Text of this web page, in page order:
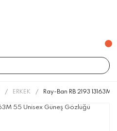
ERKEK Ray-Ban RB 2193